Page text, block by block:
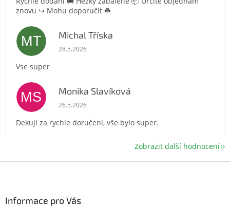
znovu ↪️ Mohu doporučit ☘️
MT Michal Tříska
Hodnocení obchodu je 5 z 5 hvězdiček.
28.5.2026
Vse super
MS Monika Slavíková
Hodnocení obchodu je 5 z 5 hvězdiček.
26.5.2026
Dekuji za rychle doručení, vše bylo super.
Zobrazit další hodnocení
Informace pro Vás